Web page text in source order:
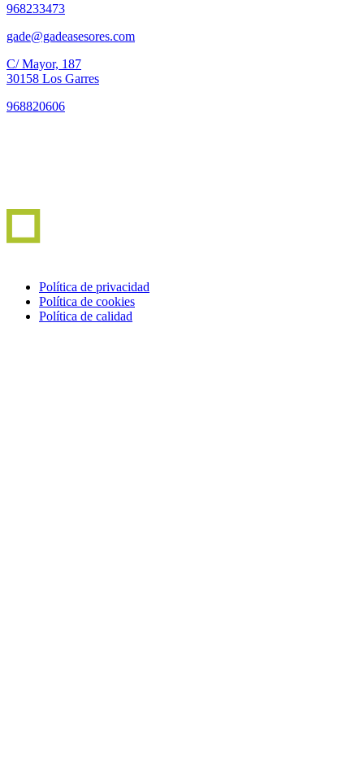
968233473
gade@gadeasesores.com
C/ Mayor, 187
30158 Los Garres
968820606
Política de privacidad
Política de cookies
Política de calidad